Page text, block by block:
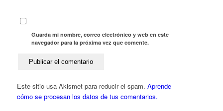
Guarda mi nombre, correo electrónico y web en este
navegador para la próxima vez que comente.
Este sitio usa Akismet para reducir el spam. Aprende
cómo se procesan los datos de tus comentarios.